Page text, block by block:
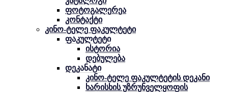
ფოტოგალერეა
კონტაქტი
კინო-ტელე ფაკულტეტი
ფაკულტეტი
ისტორია
დებულება
დეკანატი
კინო-ტელე ფაკულტეტის დეკანი
ხარისხის უზრუნველყოფის